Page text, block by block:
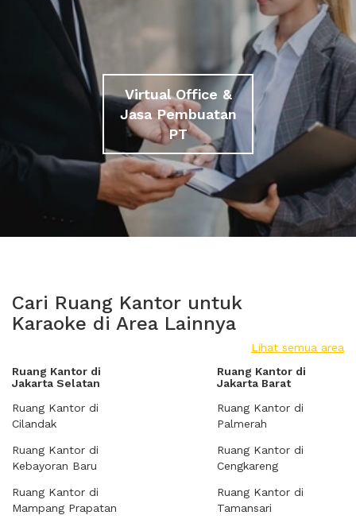
Virtual Office &
Jasa Pembuatan
PT
Cari Ruang Kantor untuk
Karaoke di Area Lainnya
Lihat semua area
Ruang Kantor di
Jakarta Selatan
Ruang Kantor di
Cilandak
Ruang Kantor di
Kebayoran Baru
Ruang Kantor di
Mampang Prapatan
Ruang Kantor di
Jakarta Barat
Ruang Kantor di
Palmerah
Ruang Kantor di
Cengkareng
Ruang Kantor di
Tamansari